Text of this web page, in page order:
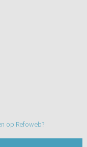
op Refoweb?